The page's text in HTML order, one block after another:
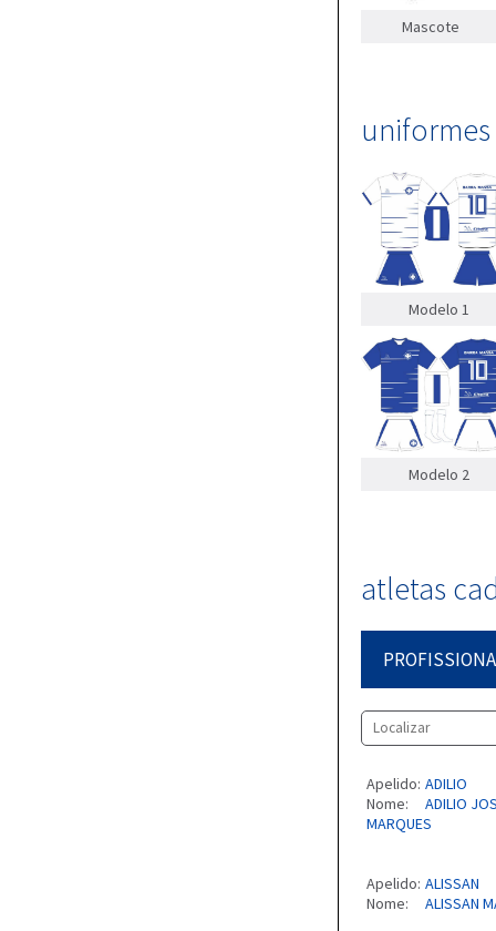
Mascote
uniformes
Modelo 1
Modelo 2
atletas
Apelido: ADILIO
Nome:
ADILIO
MARQUES
Apelido: ALISSAN
Nome:
ALISSAN